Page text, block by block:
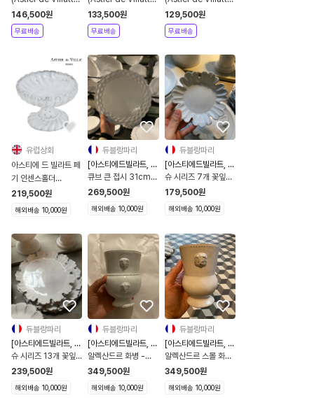
Blue Butterfly Dish
[관부가세포함]
146,500원
무료배송
Arched cat dish
[관부가세포함]
133,500원
무료배송
Alexandre Saucer
Small Dish [관부가
세포함]
129,500원
무료배송
유럽상회
아스티에 드 빌라트 페
기 인센스홀더
Peggy Incense
Holder
219,500원
해외배송 10,000원
듀블랑파리
[아스티에드빌라트, 해
외직구]
큐브 큰 접시 31cm -
ASPCBE3
269,500원
해외배송 10,000원
듀블랑파리
[아스티에드빌라트, 해
외직구]
슈 시리즈 7개 꽃잎접
시 - ASPCHO1
179,500원
해외배송 10,000원
듀블랑파리
[아스티에드빌라트, 해
외직구]
슈 시리즈 13개 꽃잎
접시 - ASPCHO4
239,500원
해외배송 10,000원
듀블랑파리
[아스티에드빌라트, 해
외직구]
알렉산드르 화병 -
VSEALX1
349,500원
해외배송 10,000원
듀블랑파리
[아스티에드빌라트, 해
외직구]
알렉산드르 스몰 화병
- VSEALX0
349,500원
해외배송 10,000원